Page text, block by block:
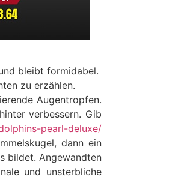
bleibt formidabel.
zu erzählen.
Augentropfen.
verbessern. Gib
pearl-deluxe/
dann ein
bildet. Angewandten
und unsterbliche